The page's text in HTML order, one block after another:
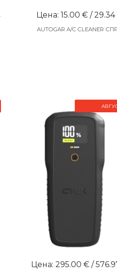
Цена: 15.00 € / 29.34
AUTOGAR A/C CLEANER
Цена: 295.00 € /